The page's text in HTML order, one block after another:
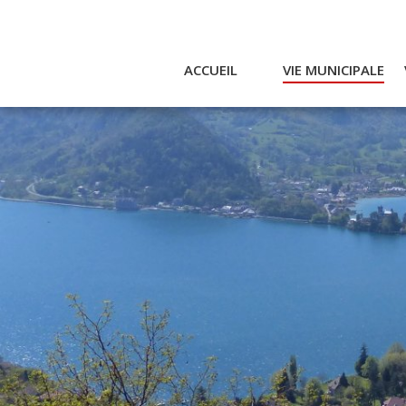
ACCUEIL VIE MUNICIPALE
Actualités et agenda
Conseil municipal
Actes
Réglementaires
Services municipaux
Intercommunalité
Emplois / Marchés
Finances